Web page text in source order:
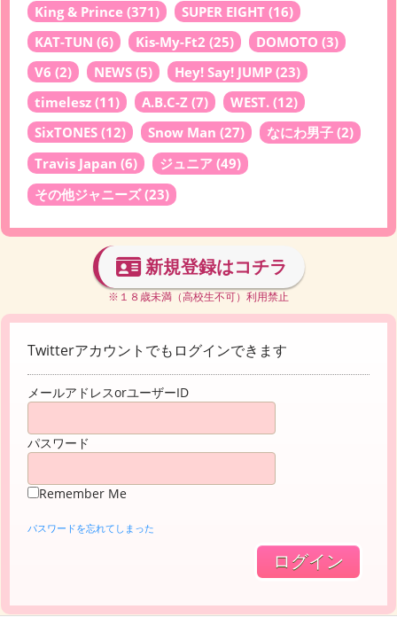
King & Prince (371) SUPER EIGHT (16)
KAT-TUN (6) Kis-My-Ft2 (25) DOMOTO (3)
V6 (2) NEWS (5) Hey! Say! JUMP (23)
timelesz (11) A.B.C-Z (7) WEST. (12)
SixTONES (12) Snow Man (27) なにわ男子 (2)
Travis Japan (6) ジュニア (49)
その他ジャニーズ(23)
新規登録はコチラ
※１８歳未満（高校生不可）利用禁止
Twitterアカウントでもログインできます
メールアドレスorユーザーID
パスワード
Remember Me
パスワードを忘れてしまった